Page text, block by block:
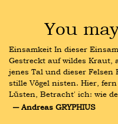
You
Einsamkeit In dieser
Gestreckt auf wildes Kraut,
jenes Tal und dieser Felsen
stille Vögel nisten. Hier,
Lüsten, Betracht′ ich: wie
― Andreas GRYPHIUS